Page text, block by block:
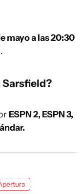
mayo a las 20:30
Sarsfield?
ESPN 2, ESPN 3,